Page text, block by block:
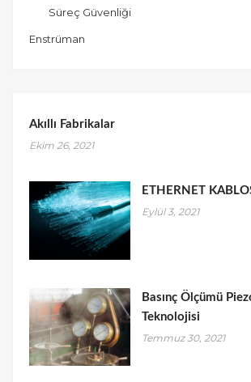
Süreç Güvenliği
Enstrüman
Akıllı Fabrikalar
Ekim 26, 2021
ETHERNET
Eylül 3, 2021
Basınç Ölçümü
Teknolojisi
Temmuz 30, 2021